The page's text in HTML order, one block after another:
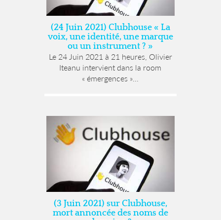
(24 Juin 2021) Clubhouse « La
voix, une identité, une marque
ou un instrument ? »
Le 24 Juin 2021 à 21 heures, Olivier
Iteanu intervient dans la room
« émergences »...
(3 Juin 2021) sur Clubhouse,
mort annoncée des noms de